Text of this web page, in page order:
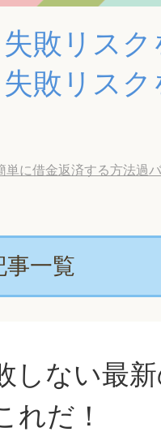
敗リス
敗リス
に借金返済する方法過
事一覧
しない最
れだ！